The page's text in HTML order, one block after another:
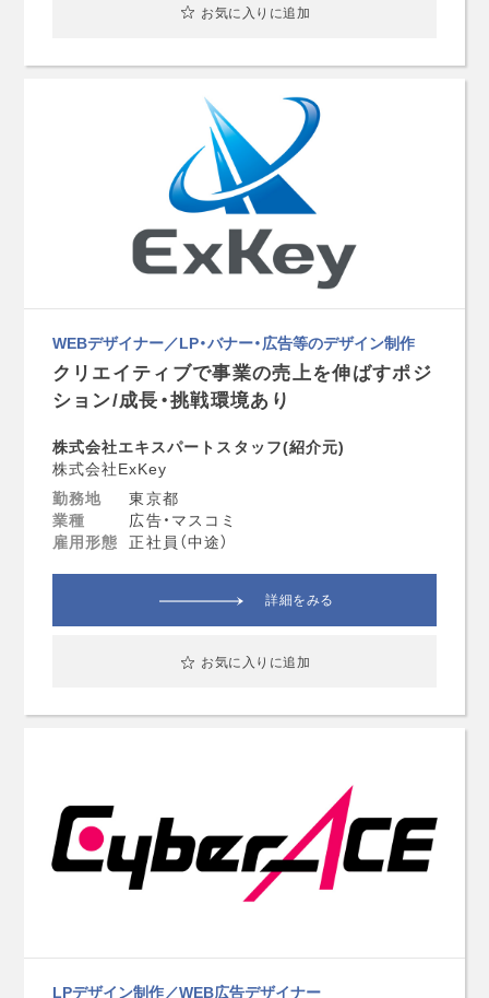
お気に入りに追加
WEBデザイナー／LP・バナー・広告等のデザイン制作
クリエイティブで事業の売上を伸ばすポジ
ション/成長・挑戦環境あり
株式会社エキスパートスタッフ(紹介元)
株式会社ExKey
勤務地
東京都
業種
広告・マスコミ
雇用形態 正社員（中途）
詳細をみる
お気に入りに追加
LPデザイン制作／WEB広告デザイナー